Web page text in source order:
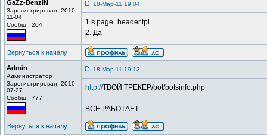
GaZz-BenziN
Зарегистрирован: 2010-
11-04
Сообщ.: 204
18-Мар-11 19:04
1.в page_header.tpl
2. Да
Вернуться к началу
Admin
Администратор
Зарегистрирован: 2010-
07-27
Сообщ.: 777
18-Мар-11 19:13
http://ТВОЙ ТРЕКЕР/bot/botsinfo.php
ВСЕ РАБОТАЕТ
Вернуться к началу